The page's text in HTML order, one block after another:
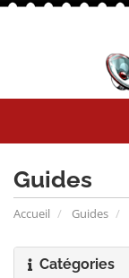
Guides
Accueil Guides
Catégories